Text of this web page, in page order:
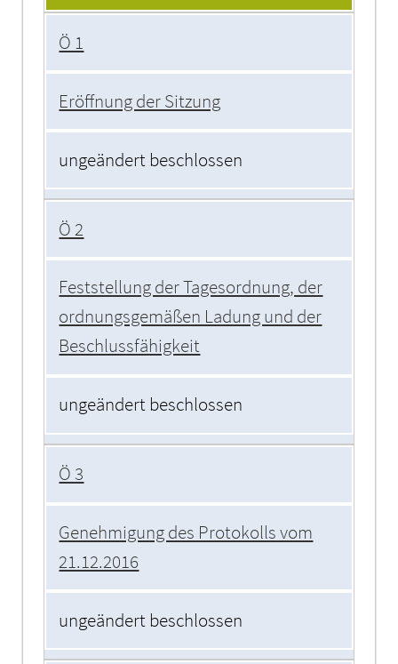
Ö 1
Eröffnung der Sitzung
ungeändert beschlossen
Ö 2
Feststellung der Tagesordnung, der
ordnungsgemäßen Ladung und der
Beschlussfähigkeit
ungeändert beschlossen
Ö 3
Genehmigung des Protokolls vom
21.12.2016
ungeändert beschlossen